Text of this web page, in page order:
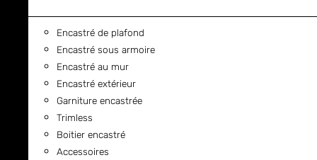
Encastré de plafond
Encastré sous armoire
Encastré au mur
Encastré extérieur
Garniture encastrée
Trimless
Boitier encastré
Accessoires